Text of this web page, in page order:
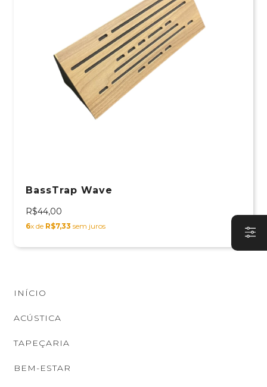
BassTrap Wave
R$44,00
6x de R$7,33 sem juros
INÍCIO
ACÚSTICA
TAPEÇARIA
BEM-ESTAR